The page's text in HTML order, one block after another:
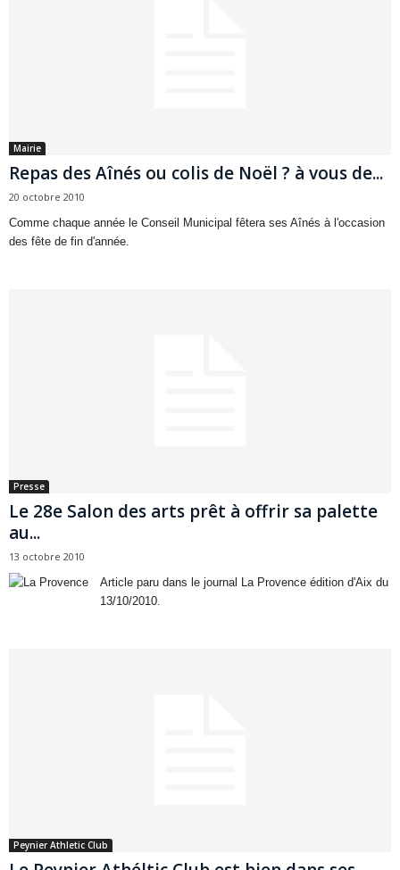
Mairie
Repas des Aînés ou colis de Noël ? à vous de...
20 octobre 2010
Comme chaque année le Conseil Municipal fêtera ses Aînés à l'occasion
des fête de fin d'année.
Presse
Le 28e Salon des arts prêt à offrir sa palette
au...
13 octobre 2010
Article paru dans le journal La Provence édition d'Aix du
13/10/2010.
Peynier Athletic Club